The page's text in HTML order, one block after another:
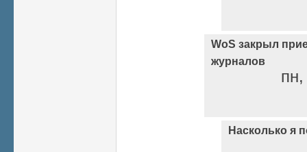
WoS закрыл
журналов
Насколько я